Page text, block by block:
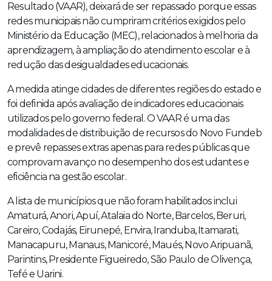
Resultado (VAAR), deixará de ser repassado porque essas
redes municipais não cumpriram critérios exigidos pelo
Ministério da Educação (MEC), relacionados à melhoria da
aprendizagem, à ampliação do atendimento escolar e à
redução das desigualdades educacionais.
A medida atinge cidades de diferentes regiões do estado e
foi definida após avaliação de indicadores educacionais
utilizados pelo governo federal. O VAAR é uma das
modalidades de distribuição de recursos do Novo Fundeb
e prevê repasses extras apenas para redes públicas que
comprovam avanço no desempenho dos estudantes e
eficiência na gestão escolar.
A lista de municípios que não foram habilitados inclui
Amaturá, Anori, Apuí, Atalaia do Norte, Barcelos, Beruri,
Careiro, Codajás, Eirunepé, Envira, Iranduba, Itamarati,
Manacapuru, Manaus, Manicoré, Maués, Novo Aripuanã,
Parintins, Presidente Figueiredo, São Paulo de Olivença,
Tefé e Uarini.